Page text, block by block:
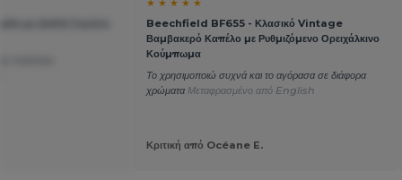
Beechfield BF655 - Κλασικό Vintage
Βαμβακερό Καπέλο με Ρυθμιζόμενο Ορειχάλκινο
Κούμπωμα
Το χρησιμοποιώ συχνά και το αγόρασα σε διάφορα
χρώματα Μεταφρασμένο από English
Κριτική από Océane E.